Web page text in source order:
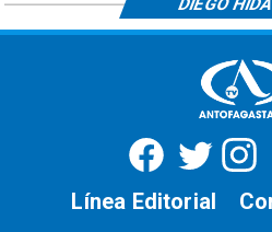
DIEGO
Línea Editorial